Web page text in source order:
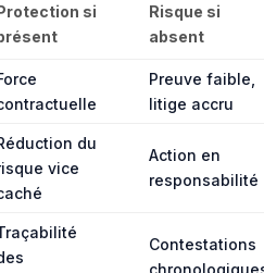
si
Risque si
absent
Preuve faible,
litige accru
du
vice
Action en
responsabilité
Contestations